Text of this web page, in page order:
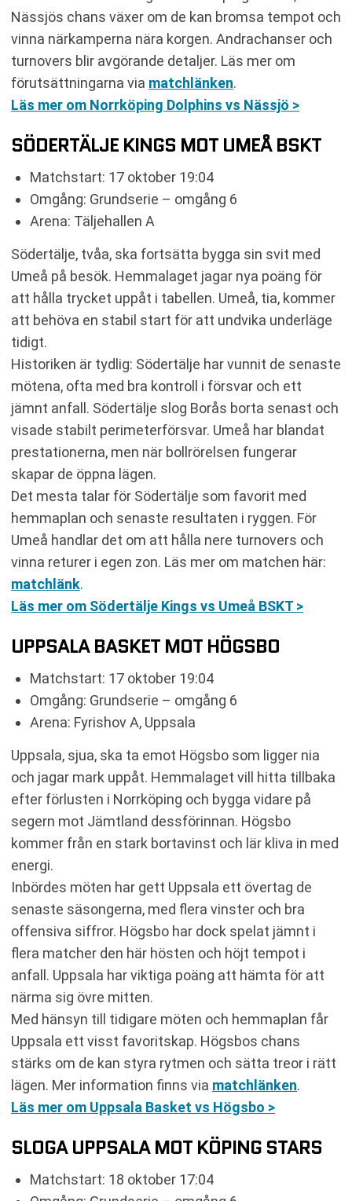
Nässjös chans växer om de kan bromsa tempot och
vinna närkamperna nära korgen. Andrachanser och
turnovers blir avgörande detaljer. Läs mer om
förutsättningarna via matchlänken.
Läs mer om Norrköping Dolphins vs Nässjö >
SÖDERTÄLJE KINGS MOT UMEÅ BSKT
Matchstart: 17 oktober 19:04
Omgång: Grundserie – omgång 6
Arena: Täljehallen A
Södertälje, tvåa, ska fortsätta bygga sin svit med
Umeå på besök. Hemmalaget jagar nya poäng för
att hålla trycket uppåt i tabellen. Umeå, tia, kommer
att behöva en stabil start för att undvika underläge
tidigt.
Historiken är tydlig: Södertälje har vunnit de senaste
mötena, ofta med bra kontroll i försvar och ett
jämnt anfall. Södertälje slog Borås borta senast och
visade stabilt perimeterförsvar. Umeå har blandat
prestationerna, men när bollrörelsen fungerar
skapar de öppna lägen.
Det mesta talar för Södertälje som favorit med
hemmaplan och senaste resultaten i ryggen. För
Umeå handlar det om att hålla nere turnovers och
vinna returer i egen zon. Läs mer om matchen här:
matchlänk.
Läs mer om Södertälje Kings vs Umeå BSKT >
UPPSALA BASKET MOT HÖGSBO
Matchstart: 17 oktober 19:04
Omgång: Grundserie – omgång 6
Arena: Fyrishov A, Uppsala
Uppsala, sjua, ska ta emot Högsbo som ligger nia
och jagar mark uppåt. Hemmalaget vill hitta tillbaka
efter förlusten i Norrköping och bygga vidare på
segern mot Jämtland dessförinnan. Högsbo
kommer från en stark bortavinst och lär kliva in med
energi.
Inbördes möten har gett Uppsala ett övertag de
senaste säsongerna, med flera vinster och bra
offensiva siffror. Högsbo har dock spelat jämnt i
flera matcher den här hösten och höjt tempot i
anfall. Uppsala har viktiga poäng att hämta för att
närma sig övre mitten.
Med hänsyn till tidigare möten och hemmaplan får
Uppsala ett visst favoritskap. Högsbos chans
stärks om de kan styra rytmen och sätta treor i rätt
lägen. Mer information finns via matchlänken.
Läs mer om Uppsala Basket vs Högsbo >
SLOGA UPPSALA MOT KÖPING STARS
Matchstart: 18 oktober 17:04